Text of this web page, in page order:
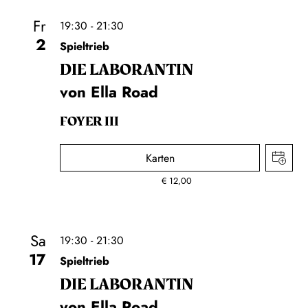
Fr
2
19:30 - 21:30
Spieltrieb
DIE LA­BO­RAN­TIN
von Ella Road
FOYER III
Karten
€ 12,00
Sa
17
19:30 - 21:30
Spieltrieb
DIE LA­BO­RAN­TIN